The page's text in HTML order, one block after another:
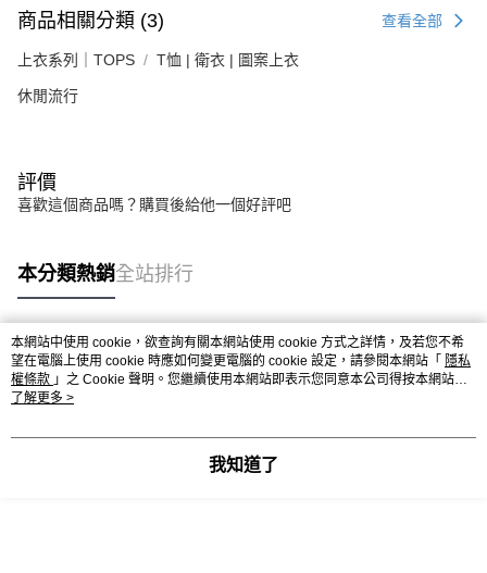
商品相關分類 (3) 查看全部
上衣系列｜TOPS T恤 | 衛衣 | 圖案上衣
休閒流行
評價
喜歡這個商品嗎？購買後給他一個好評吧
本分類熱銷全站排行
熱門標籤
本網站中使用 cookie，欲查詢有關本網站使用 cookie 方式之詳情，及若您不希
望在電腦上使用 cookie 時應如何變更電腦的 cookie 設定，請參閱本網站「 隱私
權條款 」之 Cookie 聲明。您繼續使用本網站即表示您同意本公司得按本網站使
用條款之 Cookie 聲明使用 cookie。
了解更多 >
我知道了